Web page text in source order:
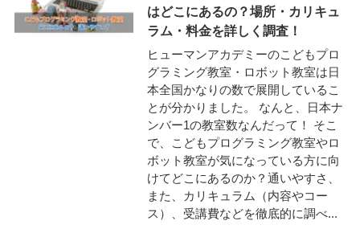
はどこにあるの？場所・カリキュ
ラム・料金を詳しく調査！
ヒューマンアカデミーのこどもプロ
グラミング教室・ロボット教室は日
本全国かなりの数で展開しているこ
とが分かりました。 なんと、日本ナ
ンバー1の教室数なんだって！ そこ
で、こどもプログラミング教室やロ
ボット教室が気になっている方に向
けてどこにあるのか？通いやすさ、
また、カリキュラム（内容やコー
ス）、受講費などを徹底的に調べ...